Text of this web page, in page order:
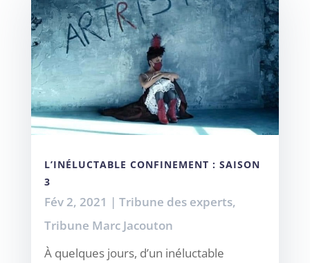
L’INÉLUCTABLE CONFINEMENT : SAISON
3
Fév 2, 2021 | Tribune des experts,
Tribune Marc Jacouton
À quelques jours, d’un inéluctable